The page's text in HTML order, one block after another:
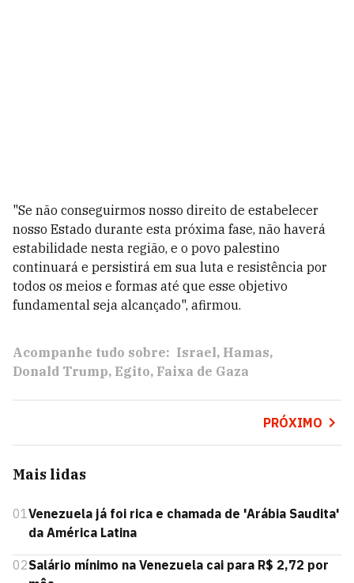
"Se não conseguirmos nosso direito de estabelecer
nosso Estado durante esta próxima fase, não haverá
estabilidade nesta região, e o povo palestino
continuará e persistirá em sua luta e resistência por
todos os meios e formas até que esse objetivo
fundamental seja alcançado", afirmou.
Acompanhe tudo sobre: Israel Hamas
Donald Trump Egito Faixa de Gaza
PRÓXIMO
Mais lidas
01Venezuela já foi rica e chamada de 'Arábia Saudita'
da América Latina
02Salário mínimo na Venezuela cai para R$ 2,72 por